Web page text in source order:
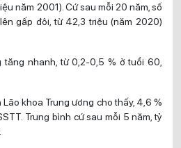
năm 2001). Cứ sau mỗi 20 năm, số
gấp đôi, từ 42,3 triệu (năm 2020)
tăng nhanh, từ 0,2-0,5 % ở tuổi 60,
khoa Trung ương cho thấy, 4,6 %
Trung bình cứ sau mỗi 5 năm, tỷ